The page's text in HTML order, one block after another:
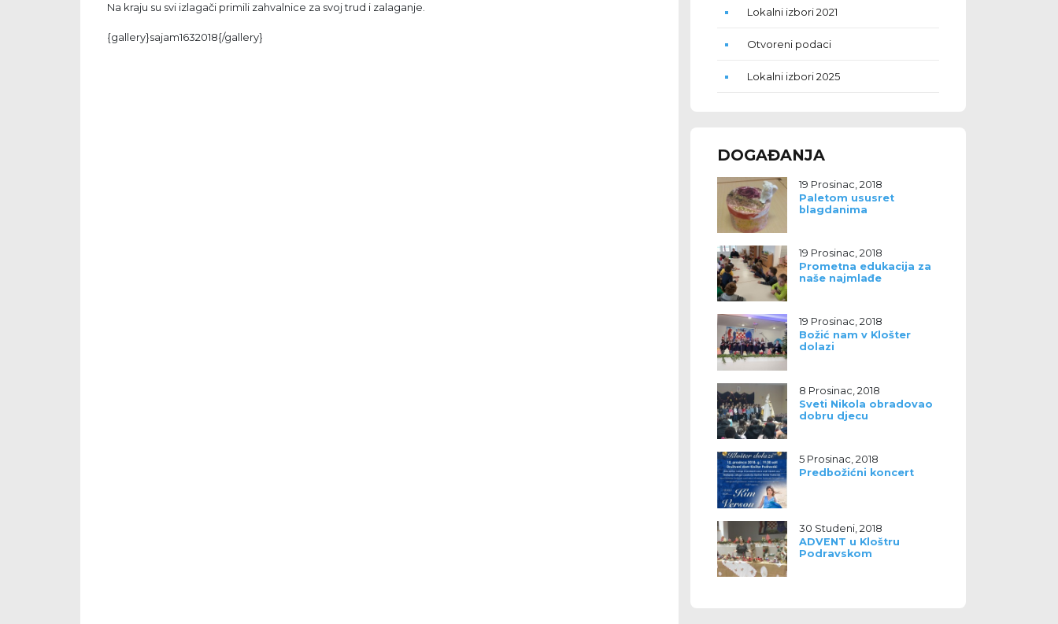
Na kraju su svi izlagači primili zahvalnice za svoj trud i zalaganje.
{gallery}sajam1632018{/gallery}
Lokalni izbori 2021
Otvoreni podaci
Lokalni izbori 2025
DOGAĐANJA
19 Prosinac, 2018
Paletom ususret
blagdanima
19 Prosinac, 2018
Prometna edukacija za
naše najmlađe
19 Prosinac, 2018
Božić nam v Klošter
dolazi
8 Prosinac, 2018
Sveti Nikola obradovao
dobru djecu
5 Prosinac, 2018
Predbožićni koncert
30 Studeni, 2018
ADVENT u Kloštru
Podravskom